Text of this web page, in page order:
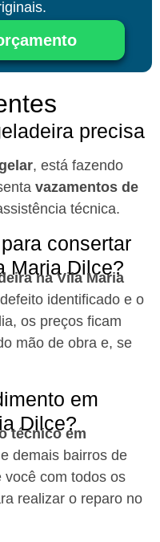
precisa
, está fazendo
vazamentos de
técnica.
consertar
Maria Dilce?
na Vila Maria
identificado e o
os preços ficam
mão de obra e, se
em
Dilce?
técnico em
demais bairros de
você com todos os
realizar o reparo no